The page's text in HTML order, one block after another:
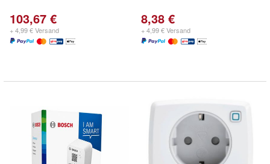
103,67 €
+ 4,99 € Versand
8,38 €
+ 4,99 € Versand